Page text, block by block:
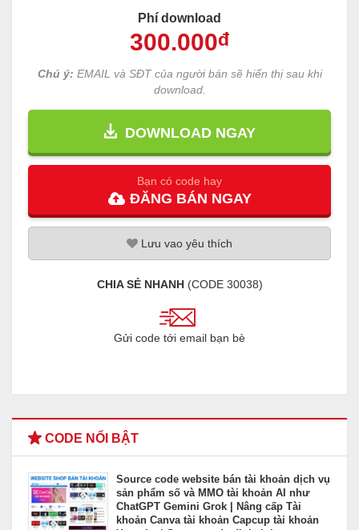
Phí download
300.000đ
Chú ý: EMAIL và SĐT của người bán sẽ hiển thị sau khi
download.
DOWNLOAD NGAY
Bạn có code hay
ĐĂNG BÁN NGAY
Lưu vao yêu thích
CHIA SẺ NHANH(CODE 30038)
Gửi code tới email bạn bè
CODE NỔI BẬT
Source code website bán tài khoản dịch vụ
sản phẩm số và MMO tài khoản AI như
ChatGPT Gemini Grok | Nâng cấp Tài
khoản Canva tài khoản Capcup tài khoản